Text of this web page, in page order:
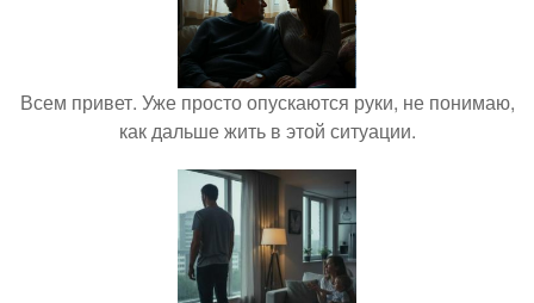
Всем привет. Уже просто опускаются руки, не понимаю,
как дальше жить в этой ситуации.